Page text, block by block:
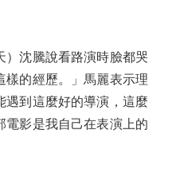
沈騰說看路演時臉都哭
樣的經歷。」馬麗表示理
遇到這麼好的導演，這麼
電影是我自己在表演上的